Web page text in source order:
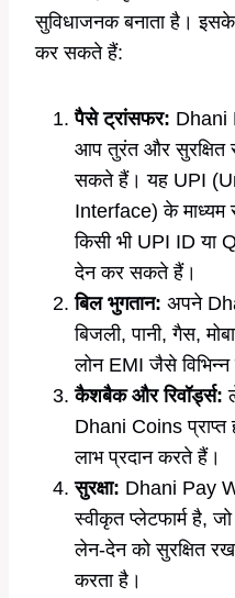
सुविधाजनक बनाता है। इसके
कर सकते हैं:
पैसे ट्रांसफर: Dhani
आप तुरंत और
सकते हैं। यह UPI
Interface) के माध्यम
किसी भी UPI ID या
देन कर सकते हैं।
बिल भुगतान: अपने
बिजली, पानी, गैस,
लोन EMI जैसे
कैशबैक और रिवॉर्ड्स:
Dhani Coins
लाभ प्रदान करते हैं।
सुरक्षा: Dhani Pay
स्वीकृत प्लेटफार्म है,
लेन-देन को सुरक्षित
करता है।